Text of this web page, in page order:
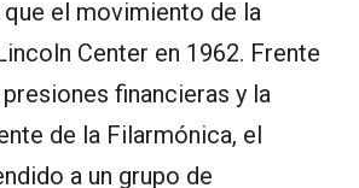
el movimiento de la
Center en 1962. Frente
financieras y la
de la Filarmónica, el
a un grupo de